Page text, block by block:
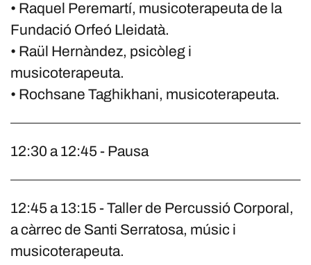
• Raquel Peremartí, musicoterapeuta de la
Fundació Orfeó Lleidatà.
• Raül Hernàndez, psicòleg i
musicoterapeuta.
• Rochsane Taghikhani, musicoterapeuta.
12:30 a 12:45 - Pausa
12:45 a 13:15 - Taller de Percussió Corporal,
a càrrec de Santi Serratosa, músic i
musicoterapeuta.